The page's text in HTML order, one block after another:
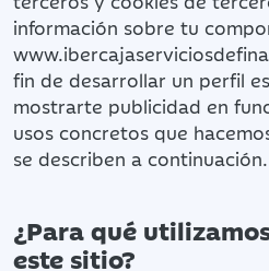
información sobre tu
fin de desarrollar un perfil
mostrarte publicidad en
usos concretos que
se describen a continuación.
¿Para qué
este sitio?